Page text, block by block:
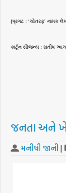
(પ્રગટ : ‘ચોતરફ’ નામક
કાર્ટૂન સૌજન્ય : સતીષ
જનતા અને
મનીષી જાની |